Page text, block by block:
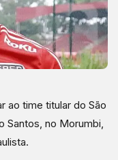
ao time titular do São
Santos, no Morumbi,